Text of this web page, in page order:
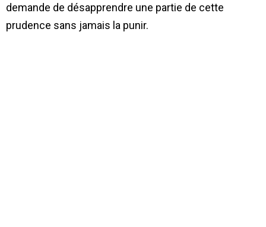
demande de désapprendre une partie de cette
prudence sans jamais la punir.